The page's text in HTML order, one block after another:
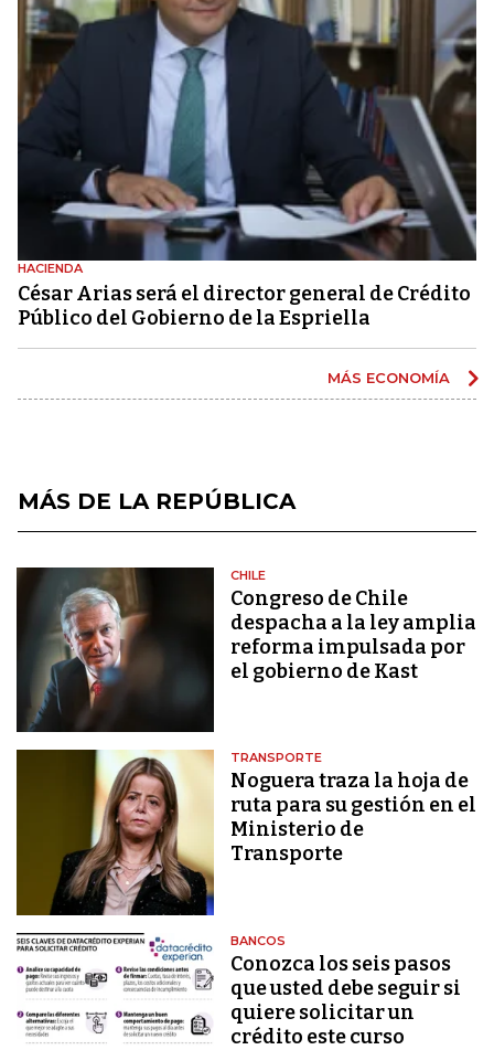
HACIENDA
César Arias será el director general de Crédito
Público del Gobierno de la Espriella
MÁS ECONOMÍA
MÁS DE LA REPÚBLICA
CHILE
Congreso de Chile
despacha a la ley amplia
reforma impulsada por
el gobierno de Kast
TRANSPORTE
Noguera traza la hoja de
ruta para su gestión en el
Ministerio de
Transporte
BANCOS
Conozca los seis pasos
que usted debe seguir si
quiere solicitar un
crédito este curso